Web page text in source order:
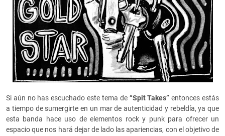
Si aún no has escuchado este tema de “Spit Takes” entonces estás
a tiempo de sumergirte en un mar de autenticidad y rebeldía, ya que
esta banda hace uso de elementos rock y punk para ofrecer un
espacio que nos hará dejar de lado las apariencias, con el objetivo de